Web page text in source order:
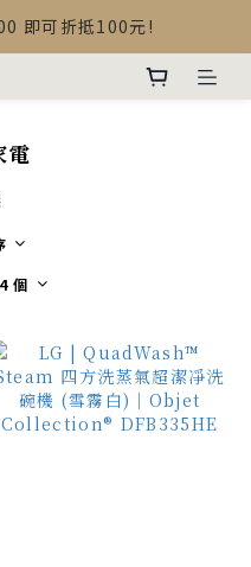
盒內配件調整說明
即可折抵100元!
盒內配件調整說明
電
個